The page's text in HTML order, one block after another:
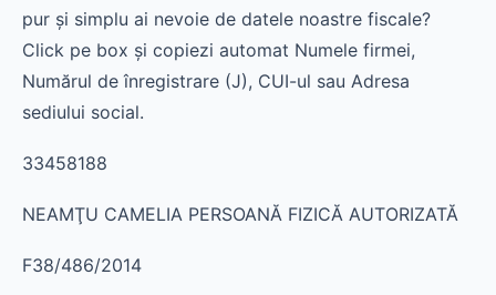
pur și simplu ai nevoie de datele noastre fiscale?
Click pe box și copiezi automat Numele firmei,
Numărul de înregistrare (J), CUI-ul sau Adresa
sediului social.
33458188
NEAMŢU CAMELIA PERSOANĂ FIZICĂ AUTORIZATĂ
F38/486/2014